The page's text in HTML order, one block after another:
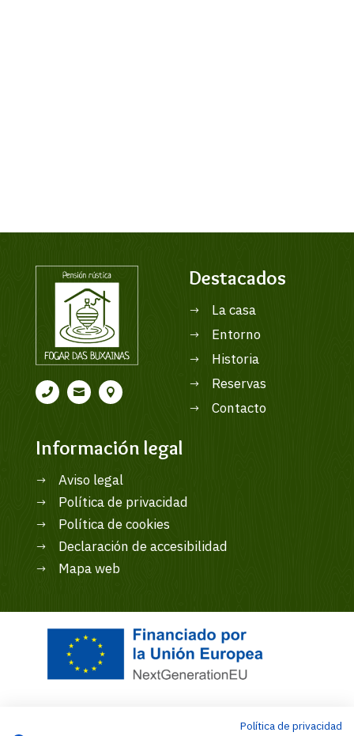
  
Destacados
$ La casa
$ Entorno
$ Historia
$ Reservas
$ Contacto
Información legal
$ Aviso legal
$ Política de privacidad
$ Política de cookies
$ Declaración de accesibilidad
$ Mapa web
Política de privacidad